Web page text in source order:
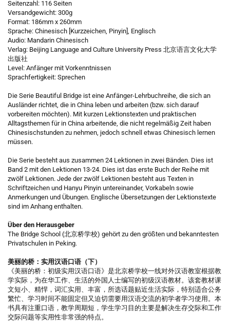
Seitenzahl: 116 Seiten
Versandgewicht: 300g
Format: 186mm x 260mm
Sprache: Chinesisch [Kurzzeichen, Pinyin], Englisch
Audio: Mandarin Chinesisch
Verlag: Beijing Language and Culture University Press 北京语言文化大学
出版社
Level: Anfänger mit Vorkenntnissen
Sprachfertigkeit: Sprechen
Die Serie Beautiful Bridge ist eine Anfänger-Lehrbuchreihe, die sich an
Ausländer richtet, die in China leben und arbeiten (bzw. sich darauf
vorbereiten möchten). Mit kurzen Lektionstexten und praktischen
Alltagsthemen für in China arbeitende, die nicht regelmäßig Zeit haben
Chinesischstunden zu nehmen, jedoch schnell etwas Chinesisch lernen
müssen.
Die Serie besteht aus zusammen 24 Lektionen in zwei Bänden. Dies ist
Band 2 mit den Lektionen 13-24. Dies ist das erste Buch der Reihe mit
zwölf Lektionen. Jede der zwölf Lektionen besteht aus Texten in
Schriftzeichen und Hanyu Pinyin untereinander, Vorkabeln sowie
Anmerkungen und Übungen. Englische Übersetzungen der Lektionstexte
sind im Anhang enthalten.
Über den Herausgeber
The Bridge School (北京桥学校) gehört zu den größten und bekanntesten
Privatschulen in Peking.
美丽的桥：实用汉语口语（下）
《美丽的桥：初级实用汉语口语》是北京桥学校一线对外汉语教室根据教
学实际，为在华工作、生活的外国人士编写的初级汉语教材。该套教材课
文短小、精悍，词汇实用、丰富，所选话题贴近生活实际，特别适合公务
繁忙、学习时间不能固定但又迫切需要用汉语交流的初学者学习使用。本
书具有注重口语，教学周期短，学生学习目的主要是解决生存交际和工作
交际问题等实用性非常强的特点。